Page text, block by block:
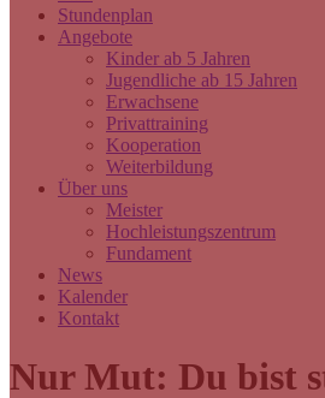
Stundenplan
Angebote
Kinder ab 5 Jahren
Jugendliche ab 15 Jahren
Erwachsene
Privattraining
Kooperation
Weiterbildung
Über uns
Meister
Hochleistungszentrum
Fundament
News
Kalender
Kontakt
Nur Mut: Du bist